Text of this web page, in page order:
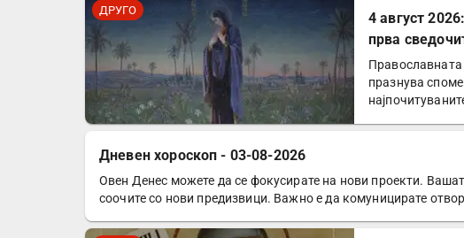
ДРУГО
4 август
прва
Православната
празнува
ДРУГО
Дневен хороскоп - 03-08-2026
Овен Денес можете да се фокусирате на нови проекти.
соочите со нови предизвици. Важно е да комуницирате